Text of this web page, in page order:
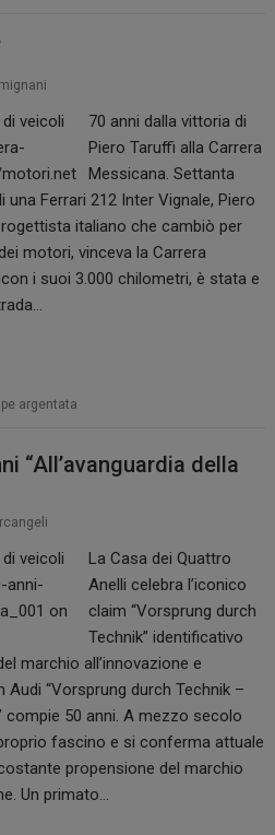
70 anni dalla vittoria di
Piero Taruffi alla Carrera
Messicana. Settanta
una Ferrari 212 Inter Vignale, Piero
italiano che cambiò per
motori, vinceva la Carrera
i suoi 3.000 chilometri, è stata e
argentata
“All’avanguardia della
La Casa dei Quattro
Anelli celebra l’iconico
claim “Vorsprung durch
Technik” identificativo
marchio all’innovazione e
Audi “Vorsprung durch Technik –
compie 50 anni. A mezzo secolo
fascino e si conferma attuale
propensione del marchio
Un primato…